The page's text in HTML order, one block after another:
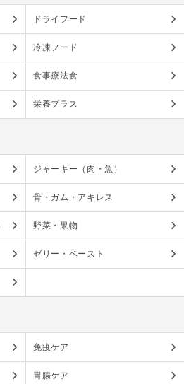
ドライフード
冷凍フード
食事療法食
栄養プラス
ジャーキー（肉・魚）
骨・ガム・アキレス
野菜・果物
ゼリー・ペースト
免疫ケア
胃腸ケア